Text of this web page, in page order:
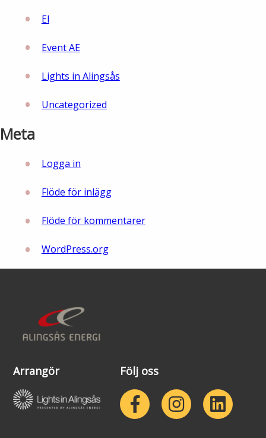
El
Event AE
Lights in Alingsås
Uncategorized
Meta
Logga in
Flöde för inlägg
Flöde för kommentarer
WordPress.org
Arrangör Följ oss